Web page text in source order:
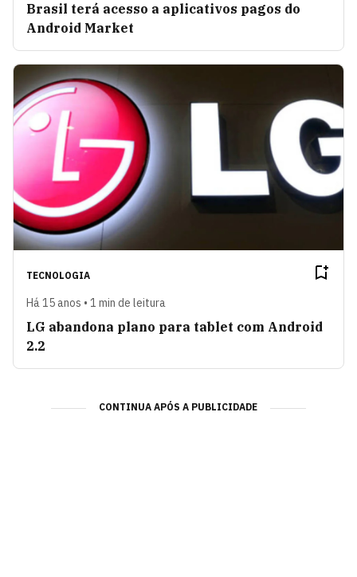
Brasil terá acesso a aplicativos pagos do
Android Market
TECNOLOGIA
Há 15 anos • 1 min de leitura
LG abandona plano para tablet com Android
2.2
CONTINUA APÓS A PUBLICIDADE